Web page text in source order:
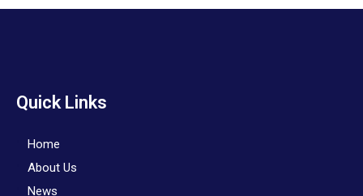
Quick Links
Home
About Us
News